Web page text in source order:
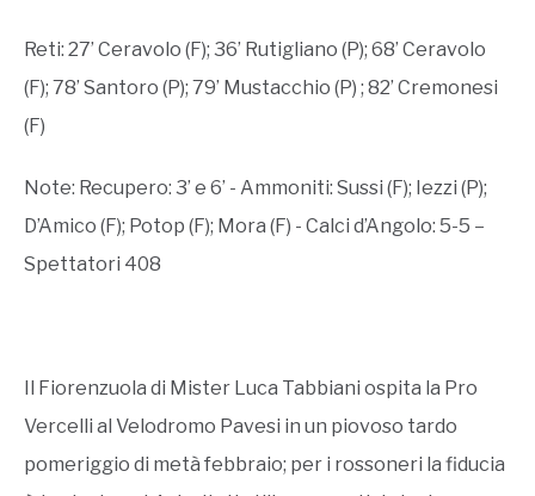
Reti: 27’ Ceravolo (F); 36’ Rutigliano (P); 68’ Ceravolo
(F); 78’ Santoro (P); 79’ Mustacchio (P) ; 82’ Cremonesi
(F)
Note: Recupero: 3’ e 6’ - Ammoniti: Sussi (F); Iezzi (P);
D’Amico (F); Potop (F); Mora (F) - Calci d’Angolo: 5-5 –
Spettatori 408
Il Fiorenzuola di Mister Luca Tabbiani ospita la Pro
Vercelli al Velodromo Pavesi in un piovoso tardo
pomeriggio di metà febbraio; per i rossoneri la fiducia